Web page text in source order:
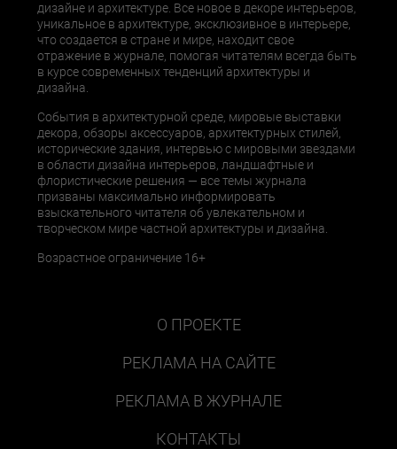
дизайне и архитектуре. Все новое в декоре интерьеров,
уникальное в архитектуре, эксклюзивное в интерьере,
что создается в стране и мире, находит свое
отражение в журнале, помогая читателям всегда быть
в курсе современных тенденций архитектуры и
дизайна.
События в архитектурной среде, мировые выставки
декора, обзоры аксессуаров, архитектурных стилей,
исторические здания, интервью с мировыми звездами
в области дизайна интерьеров, ландшафтные и
флористические решения — все темы журнала
призваны максимально информировать
взыскательного читателя об увлекательном и
творческом мире частной архитектуры и дизайна.
Возрастное ограничение 16+
О ПРОЕКТЕ
РЕКЛАМА НА САЙТЕ
РЕКЛАМА В ЖУРНАЛЕ
КОНТАКТЫ